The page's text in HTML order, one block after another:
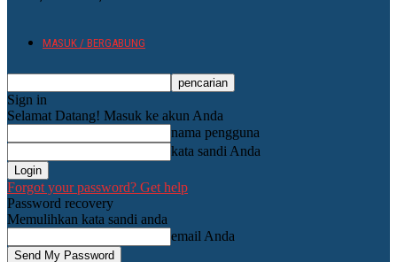
MASUK / BERGABUNG
Sign in
Selamat Datang! Masuk ke akun Anda
nama pengguna
kata sandi Anda
Forgot your password? Get help
Password recovery
Memulihkan kata sandi anda
email Anda